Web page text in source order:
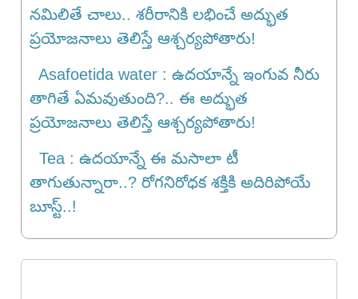
నమిలితే చాలు.. శరీరానికి లభించే అద్భుత
ప్రయోజనాలు తెలిస్తే ఆశ్చర్యపోతారు!
Asafoetida water : ఉదయాన్నే ఇంగువ నీరు
తాగితే ఏమవుతుంది?.. ఈ అద్భుత
ప్రయోజనాలు తెలిస్తే ఆశ్చర్యపోతారు!
Tea : ఉదయాన్నే ఈ మసాలా టీ
తాగుతున్నారా..? రోగనిరోధక శక్తికి అదిరిపోయే
బూస్ట్..!